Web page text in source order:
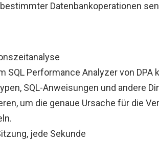
Datenbankoperationen
SQL Performance Analyzer von DPA
SQL-Anweisungen und andere
um die genaue Ursache für die
jede Sekunde